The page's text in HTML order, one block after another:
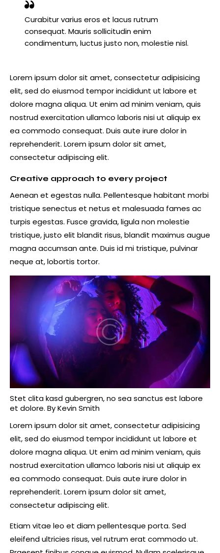
Curabitur varius eros et lacus rutrum
consequat. Mauris sollicitudin enim
condimentum, luctus justo non, molestie nisl.
Lorem ipsum dolor sit amet, consectetur adipisicing
elit, sed do eiusmod tempor incididunt ut labore et
dolore magna aliqua. Ut enim ad minim veniam, quis
nostrud exercitation ullamco laboris nisi ut aliquip ex
ea commodo consequat. Duis aute irure dolor in
reprehenderit. Lorem ipsum dolor sit amet,
consectetur adipiscing elit.
Creative approach to every project
Aenean et egestas nulla. Pellentesque habitant morbi
tristique senectus et netus et malesuada fames ac
turpis egestas. Fusce gravida, ligula non molestie
tristique, justo elit blandit risus, blandit maximus augue
magna accumsan ante. Duis id mi tristique, pulvinar
neque at, lobortis tortor.
Stet clita kasd gubergren, no sea sanctus est labore
et dolore. ByKevin Smith
Lorem ipsum dolor sit amet, consectetur adipisicing
elit, sed do eiusmod tempor incididunt ut labore et
dolore magna aliqua. Ut enim ad minim veniam, quis
nostrud exercitation ullamco laboris nisi ut aliquip ex
ea commodo consequat. Duis aute irure dolor in
reprehenderit. Lorem ipsum dolor sit amet,
consectetur adipiscing elit.
Etiam vitae leo et diam pellentesque porta. Sed
eleifend ultricies risus, vel rutrum erat commodo ut.